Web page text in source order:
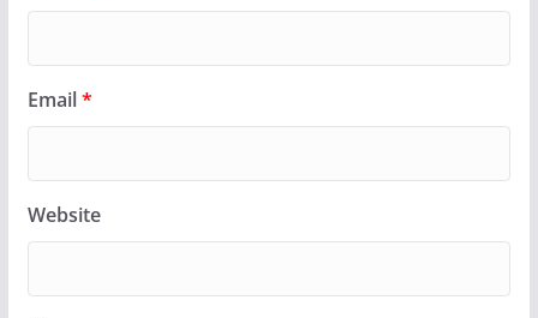
Email*
Website